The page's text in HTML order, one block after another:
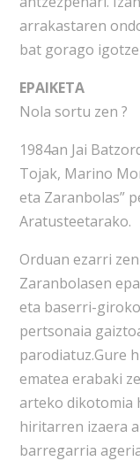
arrakastaren
bat gorago
EPAIKETA
Nola sortu zen ?
1984an Jai
Tojak, Marino
eta Zaranbolas”
Aratusteetarako.
Orduan ezarri
Zaranbolasen
eta baserri-
pertsonaia
parodiatuz.Gure
ematea erabaki
arteko dikotomia
hiritarren izaera
barregarria